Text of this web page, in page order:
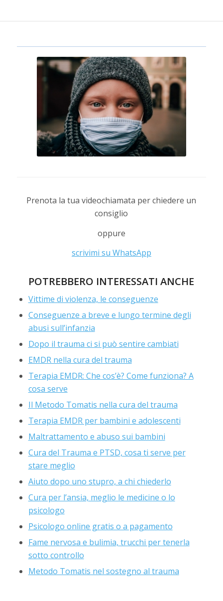
Prenota la tua videochiamata per chiedere un
consiglio
oppure
scrivimi su WhatsApp
POTREBBERO INTERESSATI ANCHE
Vittime di violenza, le conseguenze
Conseguenze a breve e lungo termine degli
abusi sull’infanzia
Dopo il trauma ci si può sentire cambiati
EMDR nella cura del trauma
Terapia EMDR: Che cos’è? Come funziona? A
cosa serve
Il Metodo Tomatis nella cura del trauma
Terapia EMDR per bambini e adolescenti
Maltrattamento e abuso sui bambini
Cura del Trauma e PTSD, cosa ti serve per
stare meglio
Aiuto dopo uno stupro, a chi chiederlo
Cura per l’ansia, meglio le medicine o lo
psicologo
Psicologo online gratis o a pagamento
Fame nervosa e bulimia, trucchi per tenerla
sotto controllo
Metodo Tomatis nel sostegno al trauma